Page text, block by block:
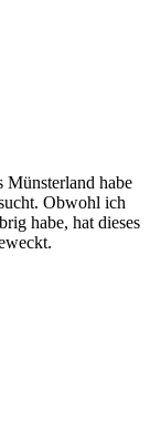
Münsterland habe
Obwohl ich
habe, hat dieses